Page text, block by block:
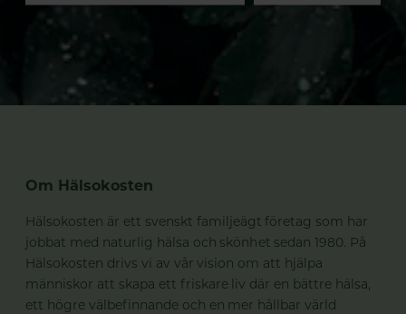
Om Hälsokosten
Hälsokosten är ett svenskt familjeägt företag som har
jobbat med naturlig hälsa och skönhet sedan 1980. På
Hälsokosten drivs vi av vår vision om att hjälpa
människor att skapa ett friskare liv där en bättre hälsa,
ett högre välbefinnande och en mer hållbar värld